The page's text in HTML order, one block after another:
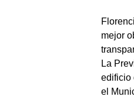
mejor
La
edificio
el